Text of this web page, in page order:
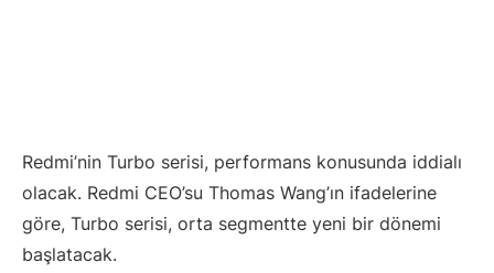
Redmi’nin Turbo serisi, performans konusunda iddialı
olacak. Redmi CEO’su Thomas Wang’ın ifadelerine
göre, Turbo serisi, orta segmentte yeni bir dönemi
başlatacak.